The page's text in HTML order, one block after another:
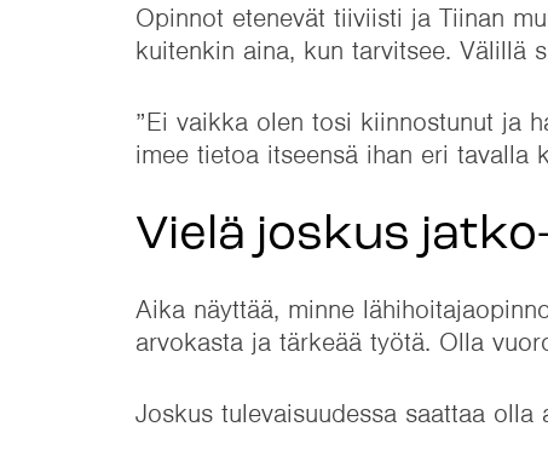
Opinnot etenevät tiiviisti ja Tiinan
kuitenkin aina, kun tarvitsee. Välillä
”Ei vaikka olen tosi kiinnostunut ja
imee tietoa itseensä ihan eri tavalla
Vielä joskus
Aika näyttää, minne
arvokasta ja tärkeää työtä. Olla
Joskus tulevaisuudessa saattaa